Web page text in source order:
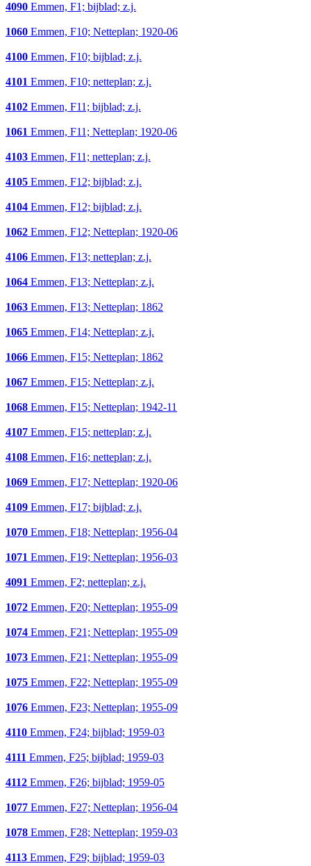
4090 Emmen, F1; bijblad; z.j.
1060 Emmen, F10; Netteplan; 1920-06
4100 Emmen, F10; bijblad; z.j.
4101 Emmen, F10; netteplan; z.j.
4102 Emmen, F11; bijblad; z.j.
1061 Emmen, F11; Netteplan; 1920-06
4103 Emmen, F11; netteplan; z.j.
4105 Emmen, F12; bijblad; z.j.
4104 Emmen, F12; bijblad; z.j.
1062 Emmen, F12; Netteplan; 1920-06
4106 Emmen, F13; netteplan; z.j.
1064 Emmen, F13; Netteplan; z.j.
1063 Emmen, F13; Netteplan; 1862
1065 Emmen, F14; Netteplan; z.j.
1066 Emmen, F15; Netteplan; 1862
1067 Emmen, F15; Netteplan; z.j.
1068 Emmen, F15; Netteplan; 1942-11
4107 Emmen, F15; netteplan; z.j.
4108 Emmen, F16; netteplan; z.j.
1069 Emmen, F17; Netteplan; 1920-06
4109 Emmen, F17; bijblad; z.j.
1070 Emmen, F18; Netteplan; 1956-04
1071 Emmen, F19; Netteplan; 1956-03
4091 Emmen, F2; netteplan; z.j.
1072 Emmen, F20; Netteplan; 1955-09
1074 Emmen, F21; Netteplan; 1955-09
1073 Emmen, F21; Netteplan; 1955-09
1075 Emmen, F22; Netteplan; 1955-09
1076 Emmen, F23; Netteplan; 1955-09
4110 Emmen, F24; bijblad; 1959-03
4111 Emmen, F25; bijblad; 1959-03
4112 Emmen, F26; bijblad; 1959-05
1077 Emmen, F27; Netteplan; 1956-04
1078 Emmen, F28; Netteplan; 1959-03
4113 Emmen, F29; bijblad; 1959-03